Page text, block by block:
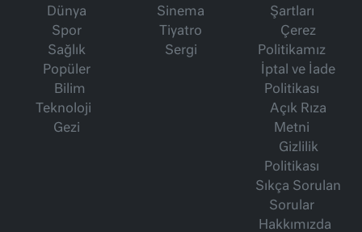
Dünya
Spor
Sağlık
Popüler
Bilim
Teknoloji
Gezi
Sinema
Tiyatro
Sergi
Şartları
Çerez
Politikamız
İptal ve İade
Politikası
Açık Rıza
Metni
Gizlilik
Politikası
Sıkça Sorulan
Sorular
Hakkımızda